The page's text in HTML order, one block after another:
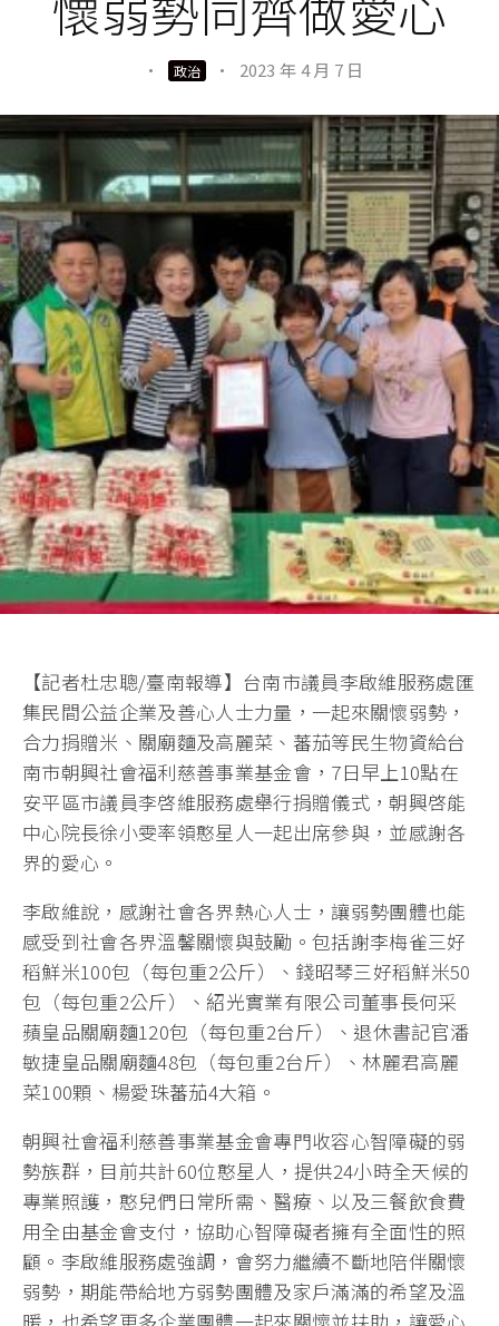
· 政治 · 2023 年 4 月 7 日
【記者杜忠聰/臺南報導】台南市議員李啟維服務處匯
集民間公益企業及善心人士力量，一起來關懷弱勢，
合力捐贈米、關廟麵及高麗菜、蕃茄等民生物資給台
南市朝興社會福利慈善事業基金會，7日早上10點在
安平區市議員李啓維服務處舉行捐贈儀式，朝興啓能
中心院長徐小雯率領憨星人一起出席參與，並感謝各
界的愛心。
李啟維說，感謝社會各界熱心人士，讓弱勢團體也能
感受到社會各界溫馨關懷與鼓勵。包括謝李梅雀三好
稻鮮米100包（每包重2公斤）、錢昭琴三好稻鮮米50
包（每包重2公斤）、紹光實業有限公司董事長何采
蘋皇品關廟麵120包（每包重2台斤）、退休書記官潘
敏捷皇品關廟麵48包（每包重2台斤）、林麗君高麗
菜100顆、楊愛珠蕃茄4大箱。
朝興社會福利慈善事業基金會專門收容心智障礙的弱
勢族群，目前共計60位憨星人，提供24小時全天候的
專業照護，憨兒們日常所需、醫療、以及三餐飲食費
用全由基金會支付，協助心智障礙者擁有全面性的照
顧。李啟維服務處強調，會努力繼續不斷地陪伴關懷
弱勢，期能帶給地方弱勢團體及家戶滿滿的希望及溫